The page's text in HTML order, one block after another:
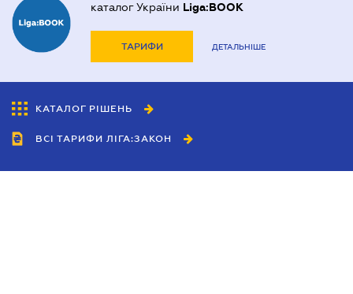
каталог України Liga:BOOK
ТАРИФИ ДЕТАЛЬНІШЕ
КАТАЛОГ РІШЕНЬ
ВСІ ТАРИФИ ЛІГА:ЗАКОН